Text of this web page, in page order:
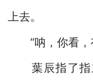
上去。
“呐，你看，
葉辰指了指